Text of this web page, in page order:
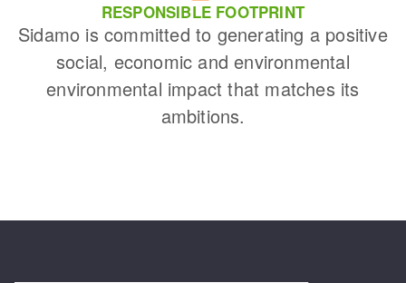
RESPONSIBLE FOOTPRINT
Sidamo is committed to generating a positive
social, economic and environmental
environmental impact that matches its
ambitions.